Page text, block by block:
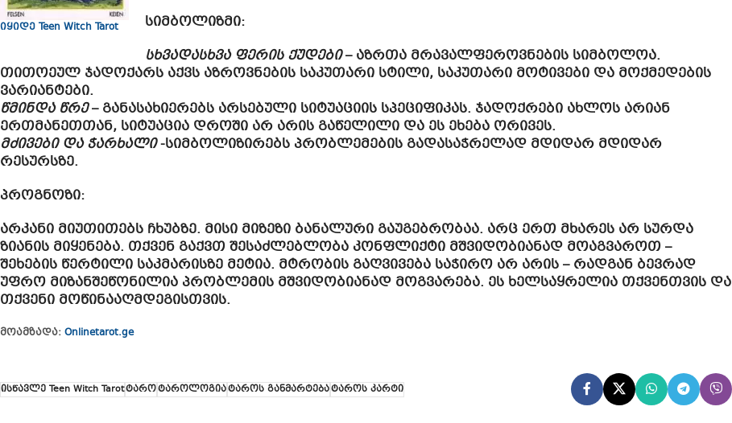
იყიდე Teen Witch Tarot
სიმბოლიზმი:
სხვადასხვა ფერის ქუდები– აზრთა მრავალფეროვნების სიმბოლოა.
თითოეულ ჯადოქარს აქვს აზროვნების საკუთარი სტილი, საკუთარი მოტივები და მოქმედების
ვარიანტები.
წმინდა წრე– განასახიერებს არსებული სიტუაციის სპეციფიკას. ჯადოქრები ახლოს არიან
ერთმანეთთან, სიტუაცია დროში არ არის გაწელილი და ეს ეხება ორივეს.
მძივები და ჭარხალი-სიმბოლიზირებს პრობლემების გადასაჭრელად მდიდარ მდიდარ
რესურსზე.
პროგნოზი:
არკანი მიუთითებს ჩხუბზე. მისი მიზეზი ბანალური გაუგებრობაა. არც ერთ მხარეს არ სურდა
ზიანის მიყენება. თქვენ გაქვთ შესაძლებლობა კონფლიქტი მშვიდობიანად მოაგვაროთ –
შეხების წერტილი საკმარისზე მეტია. მტრობის გაღვივება საჭირო არ არის – რადგან ბევრად
უფრო მიზანშეწონილია პრობლემის მშვიდობიანად მოგვარება. ეს ხელსაყრელია თქვენთვის და
თქვენი მოწინააღმდეგისთვის.
მოამზადა: Onlinetarot.ge
ისწავლე Teen Witch Tarotტაროტაროლოგიატაროს განმარტებატაროს კარტი